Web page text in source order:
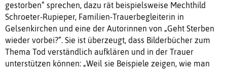
gestorben“ sprechen, dazu rät beispielsweise Mechthild
Schroeter-Rupieper, Familien-Trauerbegleiterin in
Gelsenkirchen und eine der Autorinnen von „Geht Sterben
wieder vorbei?“. Sie ist überzeugt, dass Bilderbücher zum
Thema Tod verständlich aufklären und in der Trauer
unterstützen können: „Weil sie Beispiele zeigen, wie man